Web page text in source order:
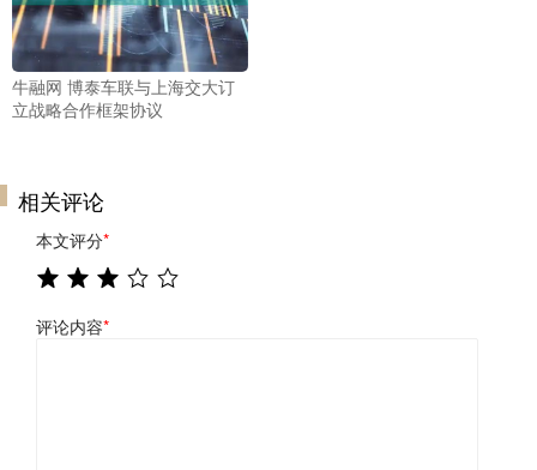
牛融网 博泰车联与上海交大订
立战略合作框架协议
相关评论
本文评分*
评论内容*